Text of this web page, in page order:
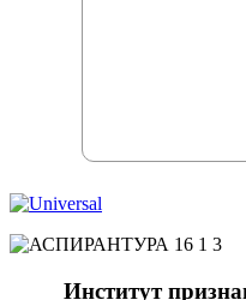
Институт